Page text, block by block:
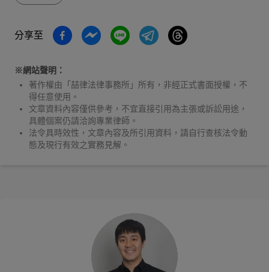
分享至
※網站聲明：
著作權由「喆律法律事務所」所有，非經正式書面授權，不
得任意使用。
文章資料內容僅供參考，不宜直接引用為主張或訴訟用途，
具體個案仍請洽詢專業律師。
法令具時效性，文章內容及所引用資料，請自行查核法令動
態及現行有效之實務見解。